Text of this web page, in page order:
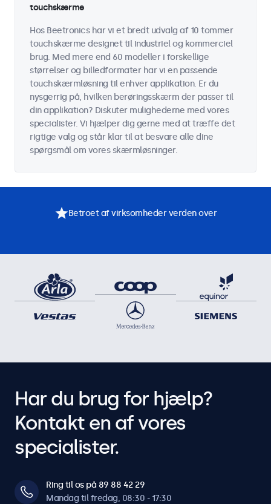
touchskærme
Hos Beetronics har vi et bredt udvalg af 10 tommer
touchskærme designet til industriel og kommerciel
brug. Med mere end 60 modeller i forskellige
størrelser og billedformater har vi en passende
touchskærmløsning til enhver applikation. Er du
nysgerrig på, hvilken berøringsskærm der passer til
din applikation? Diskuter mulighederne med vores
specialister. Vi hjælper dig gerne med at træffe det
rigtige valg og står klar til at besvare alle dine
spørgsmål om vores skærmløsninger.
Betroet af virksomheder verden over
Har du brug for hjælp?
Kontakt en af vores
specialister.
Ring til os på 89 88 42 29
Mandag til fredag, 08:30 - 17:30